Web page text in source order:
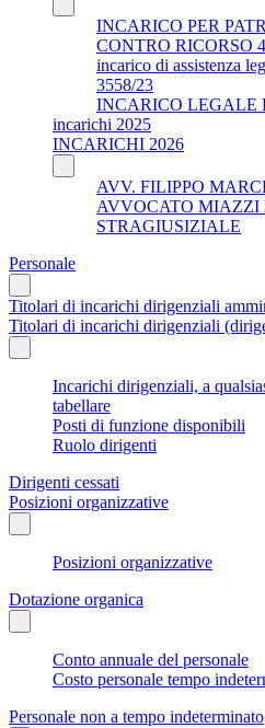
INCARICO PER
CONTRO RICORSO
incarico di assistenza
3558/23
INCARICO LEGALE
incarichi 2025
INCARICHI 2026
AVV. FILIPPO
AVVOCATO
STRAGIUSIZIALE
Personale
Titolari di incarichi dirigenziali
Titolari di incarichi dirigenziali
Incarichi dirigenziali, a
tabellare
Posti di funzione disponibili
Ruolo dirigenti
Dirigenti cessati
Posizioni organizzative
Posizioni organizzative
Dotazione organica
Conto annuale del personale
Costo personale tempo
Personale non a tempo indeterminato